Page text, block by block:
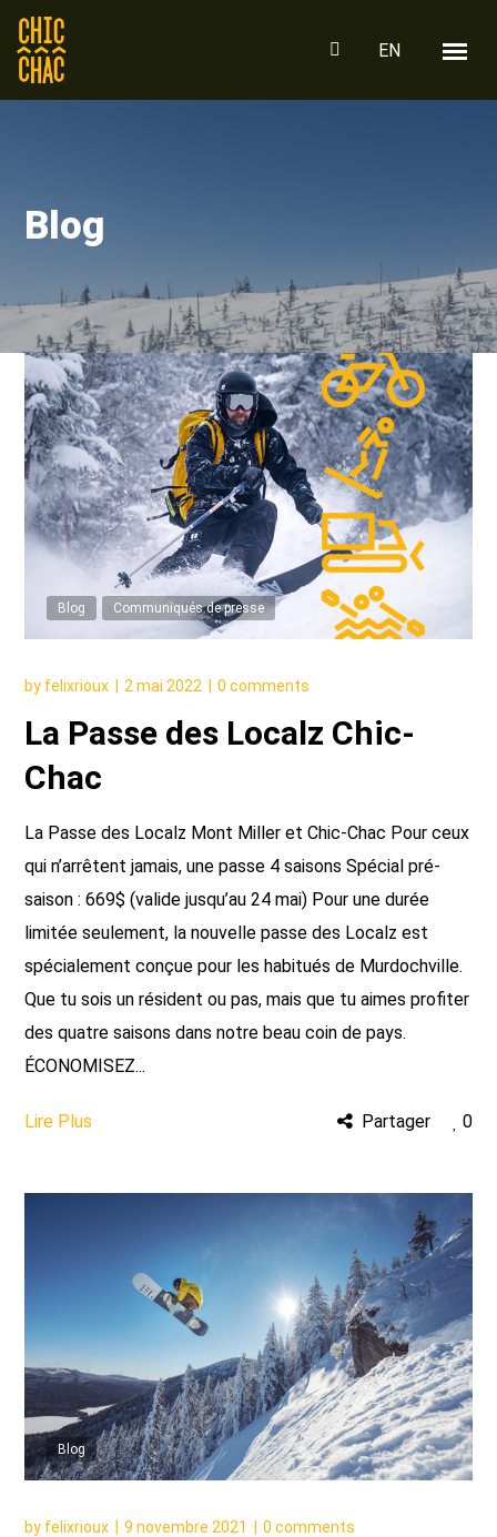
EN
Blog
Blog Communiqués de presse
by felixrioux 2 mai 2022 0 comments
La Passe des Localz Chic-
Chac
La Passe des Localz Mont Miller et Chic-Chac Pour ceux
qui n’arrêtent jamais, une passe 4 saisons Spécial pré-
saison : 669$ (valide jusqu’au 24 mai) Pour une durée
limitée seulement, la nouvelle passe des Localz est
spécialement conçue pour les habitués de Murdochville.
Que tu sois un résident ou pas, mais que tu aimes profiter
des quatre saisons dans notre beau coin de pays.
ÉCONOMISEZ...
Lire Plus Partager 0
Blog
by felixrioux 9 novembre 2021 0 comments